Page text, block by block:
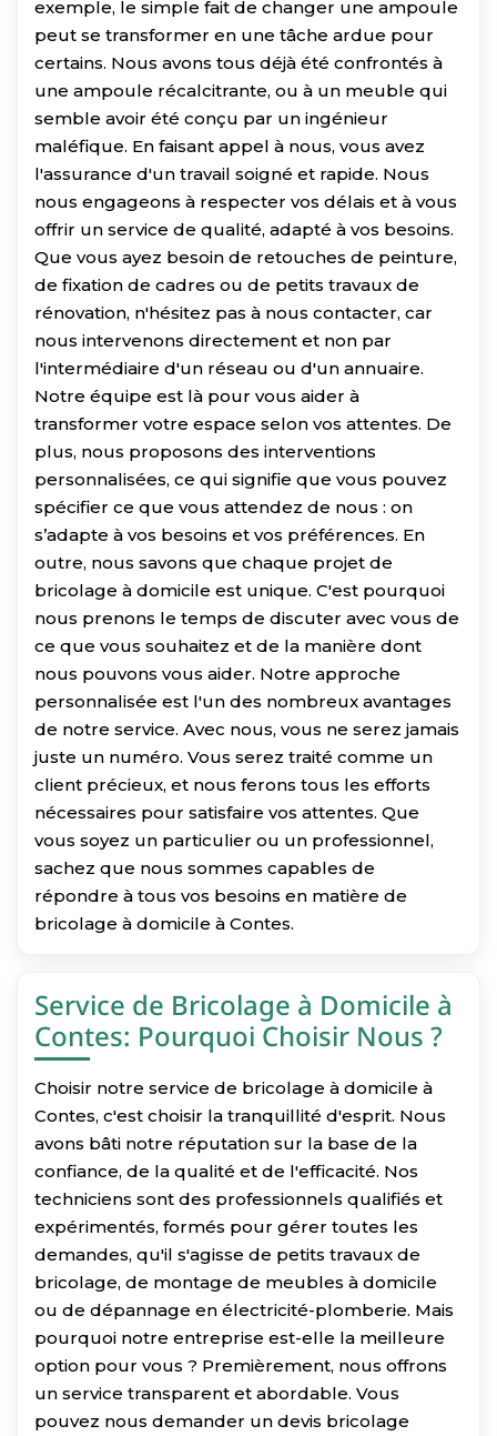
exemple, le simple fait de changer une ampoule
peut se transformer en une tâche ardue pour
certains. Nous avons tous déjà été confrontés à
une ampoule récalcitrante, ou à un meuble qui
semble avoir été conçu par un ingénieur
maléfique. En faisant appel à nous, vous avez
l'assurance d'un travail soigné et rapide. Nous
nous engageons à respecter vos délais et à vous
offrir un service de qualité, adapté à vos besoins.
Que vous ayez besoin de retouches de peinture,
de fixation de cadres ou de petits travaux de
rénovation, n'hésitez pas à nous contacter, car
nous intervenons directement et non par
l'intermédiaire d'un réseau ou d'un annuaire.
Notre équipe est là pour vous aider à
transformer votre espace selon vos attentes. De
plus, nous proposons des interventions
personnalisées, ce qui signifie que vous pouvez
spécifier ce que vous attendez de nous : on
s’adapte à vos besoins et vos préférences. En
outre, nous savons que chaque projet de
bricolage à domicile est unique. C'est pourquoi
nous prenons le temps de discuter avec vous de
ce que vous souhaitez et de la manière dont
nous pouvons vous aider. Notre approche
personnalisée est l'un des nombreux avantages
de notre service. Avec nous, vous ne serez jamais
juste un numéro. Vous serez traité comme un
client précieux, et nous ferons tous les efforts
nécessaires pour satisfaire vos attentes. Que
vous soyez un particulier ou un professionnel,
sachez que nous sommes capables de
répondre à tous vos besoins en matière de
bricolage à domicile à Contes.
Service de Bricolage à Domicile à
Contes: Pourquoi Choisir Nous ?
Choisir notre service de bricolage à domicile à
Contes, c'est choisir la tranquillité d'esprit. Nous
avons bâti notre réputation sur la base de la
confiance, de la qualité et de l'efficacité. Nos
techniciens sont des professionnels qualifiés et
expérimentés, formés pour gérer toutes les
demandes, qu'il s'agisse de petits travaux de
bricolage, de montage de meubles à domicile
ou de dépannage en électricité-plomberie. Mais
pourquoi notre entreprise est-elle la meilleure
option pour vous ? Premièrement, nous offrons
un service transparent et abordable. Vous
pouvez nous demander un devis bricolage